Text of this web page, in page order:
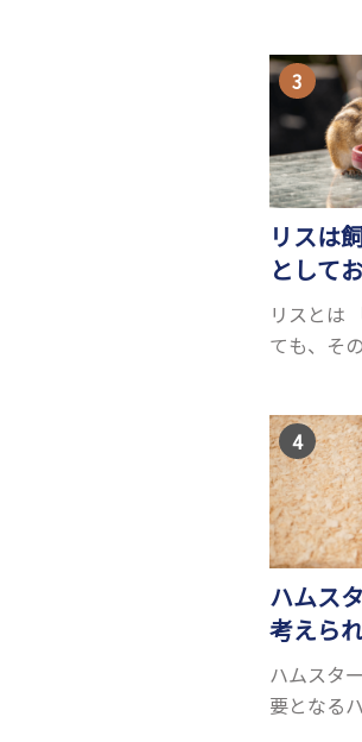
しいため
ることが
になる理
リスは
として
類5選
リスとは
ても、そ
意とする
スの仲間
イメージ
ハムス
考えら
説
ハムスタ
要となる